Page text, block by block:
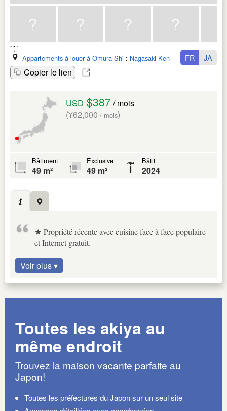
Appartements à louer à Omura Shi : Nagasaki Ken
Copier le lien
FR JA
USD $387 / mois
(¥62,000 / mois)
Bâtiment
49 m²
Exclusive
49 m²
Bâtit
2024
★ Propriété récente avec cuisine face à face populaire
et Internet gratuit.
Voir plus ▾
Toutes les akiya au
même endroit
Trouvez la maison vacante parfaite au
Japon!
Toutes les préfectures du Japon sur un seul site